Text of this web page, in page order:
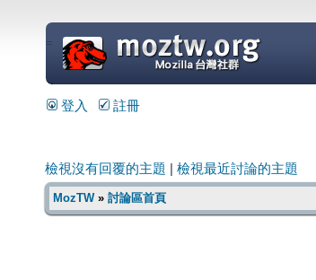
=
登入 註冊
檢視沒有回覆的主題 檢視最近討論的主題
MozTW» 討論區首頁